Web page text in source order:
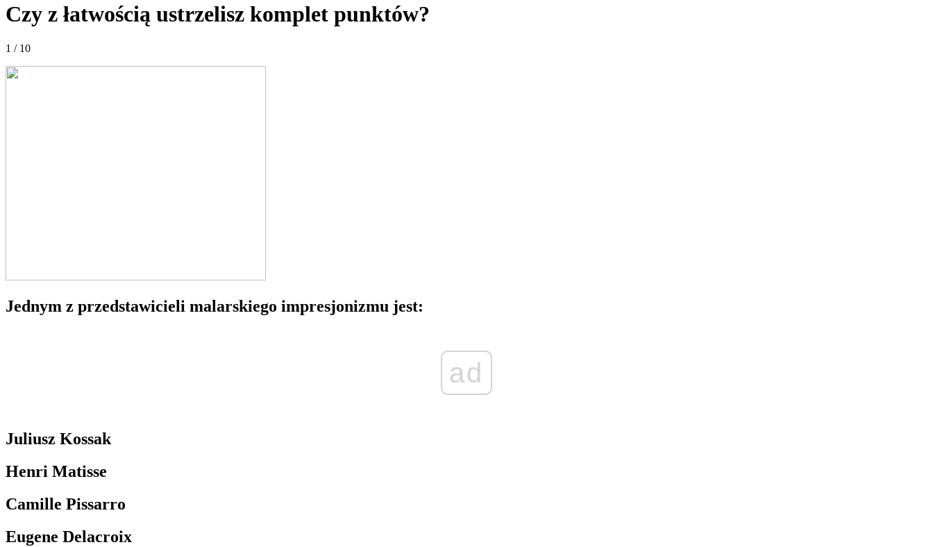
Czy z łatwością ustrzelisz komplet punktów?
1 / 10
Jednym z przedstawicieli malarskiego impresjonizmu jest:
ad
Juliusz Kossak
Henri Matisse
Camille Pissarro
Eugene Delacroix